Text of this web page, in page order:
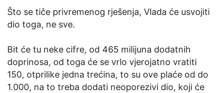
Što se tiče privremenog rješenja, Vlada će usvojiti
dio toga, ne sve.
Bit će tu neke cifre, od 465 milijuna dodatnih
doprinosa, od toga će se vrlo vjerojatno vratiti
150, otprilike jedna trećina, to su ove plaće od do
1.000, na to treba dodati neoporezivi dio, koji će